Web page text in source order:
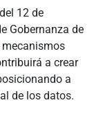
12 de
Gobernanza de
mecanismos
a crear
a
de los datos.